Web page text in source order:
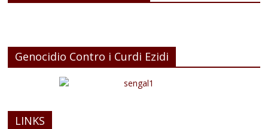
Genocidio Contro i Curdi Ezidi
LINKS